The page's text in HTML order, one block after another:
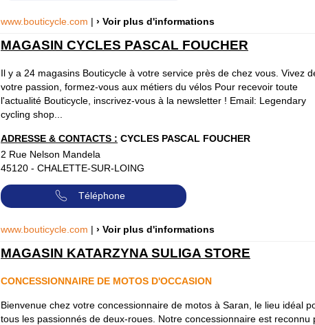
www.bouticycle.com | › Voir plus d'informations
MAGASIN CYCLES PASCAL FOUCHER
Il y a 24 magasins Bouticycle à votre service près de chez vous. Vivez
votre passion, formez-vous aux métiers du vélos Pour recevoir toute
l'actualité Bouticycle, inscrivez-vous à la newsletter ! Email: Legendary
cycling shop...
ADRESSE & CONTACTS : CYCLES PASCAL FOUCHER
2 Rue Nelson Mandela
45120 - CHALETTE-SUR-LOING
Téléphone
www.bouticycle.com | › Voir plus d'informations
MAGASIN KATARZYNA SULIGA STORE
CONCESSIONNAIRE DE MOTOS D'OCCASION
Bienvenue chez votre concessionnaire de motos à Saran, le lieu idéal
tous les passionnés de deux-roues. Notre concessionnaire est reconnu